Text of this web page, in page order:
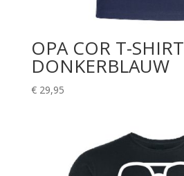
OPA COR T-SHIRT
DONKERBLAUW
€29,95